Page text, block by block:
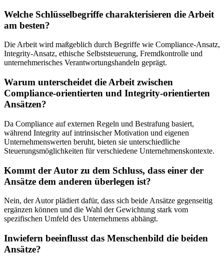
Welche Schlüsselbegriffe charakterisieren die Arbeit
am besten?
Die Arbeit wird maßgeblich durch Begriffe wie Compliance-Ansatz,
Integrity-Ansatz, ethische Selbststeuerung, Fremdkontrolle und
unternehmerisches Verantwortungshandeln geprägt.
Warum unterscheidet die Arbeit zwischen
Compliance-orientierten und Integrity-orientierten
Ansätzen?
Da Compliance auf externen Regeln und Bestrafung basiert,
während Integrity auf intrinsischer Motivation und eigenen
Unternehmenswerten beruht, bieten sie unterschiedliche
Steuerungsmöglichkeiten für verschiedene Unternehmenskontexte.
Kommt der Autor zu dem Schluss, dass einer der
Ansätze dem anderen überlegen ist?
Nein, der Autor plädiert dafür, dass sich beide Ansätze gegenseitig
ergänzen können und die Wahl der Gewichtung stark vom
spezifischen Umfeld des Unternehmens abhängt.
Inwiefern beeinflusst das Menschenbild die beiden
Ansätze?